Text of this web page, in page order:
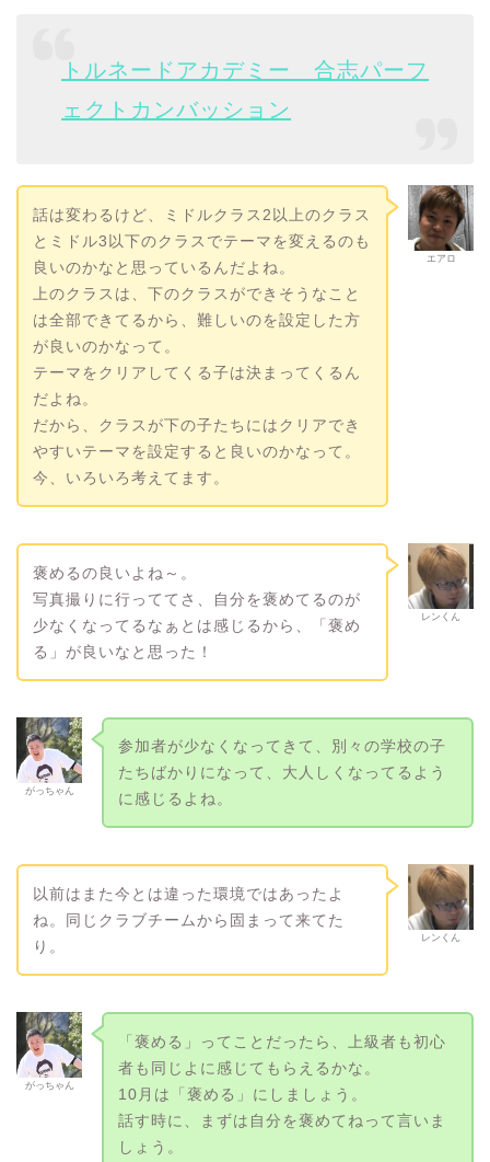
トルネードアカデミー 合志パーフ
ェクトカンバッション
エアロ
話は変わるけど、ミドルクラス2以上のクラス
とミドル3以下のクラスでテーマを変えるのも
良いのかなと思っているんだよね。
上のクラスは、下のクラスができそうなこと
は全部できてるから、難しいのを設定した方
が良いのかなって。
テーマをクリアしてくる子は決まってくるん
だよね。
だから、クラスが下の子たちにはクリアでき
やすいテーマを設定すると良いのかなって。
今、いろいろ考えてます。
レンくん
褒めるの良いよね～。
写真撮りに行っててさ、自分を褒めてるのが
少なくなってるなぁとは感じるから、「褒め
る」が良いなと思った！
がっちゃん
参加者が少なくなってきて、別々の学校の子
たちばかりになって、大人しくなってるよう
に感じるよね。
レンくん
以前はまた今とは違った環境ではあったよ
ね。同じクラブチームから固まって来てた
り。
がっちゃん
「褒める」ってことだったら、上級者も初心
者も同じよに感じてもらえるかな。
10月は「褒める」にしましょう。
話す時に、まずは自分を褒めてねって言いま
しょう。